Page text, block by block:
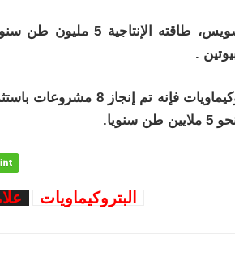
– مشروع مجمع التكرير والبتروكيماويات بجنوب السويس، طاقته
.
وبحسب استراتيجية قطاع البترل لتطوير صناعة البتروكيماويات فإنه تم
البتروكيماويات